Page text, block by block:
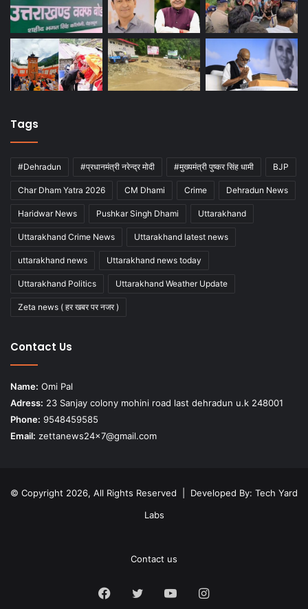
Tags
#Dehradun #प्रधानमंत्री नरेन्द्र मोदी #मुख्यमंत्री पुष्कर सिंह धामी BJP
Char Dham Yatra 2026 CM Dhami Crime Dehradun News
Haridwar News Pushkar Singh Dhami Uttarakhand
Uttarakhand Crime News Uttarakhand latest news
uttarakhand news Uttarakhand news today
Uttarakhand Politics Uttarakhand Weather Update
Zeta news ( हर खबर पर नजर )
Contact Us
Name: Omi Pal
Adress: 23 Sanjay colony mohini road last dehradun u.k 248001
Phone: 9548459585
Email: zettanews24x7@gmail.com
© Copyright 2026, All Rights Reserved | Developed By: Tech Yard
Labs
Contact us
Facebook
Twitter YouTubeInstagram